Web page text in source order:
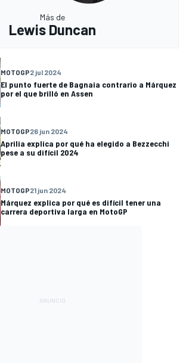
Más de
Lewis Duncan
MOTOGP2 jul 2024
El punto fuerte de Bagnaia contrario a Márquez
por el que brilló en Assen
MOTOGP26 jun 2024
Aprilia explica por qué ha elegido a Bezzecchi
pese a su difícil 2024
MOTOGP21 jun 2024
Márquez explica por qué es difícil tener una
carrera deportiva larga en MotoGP